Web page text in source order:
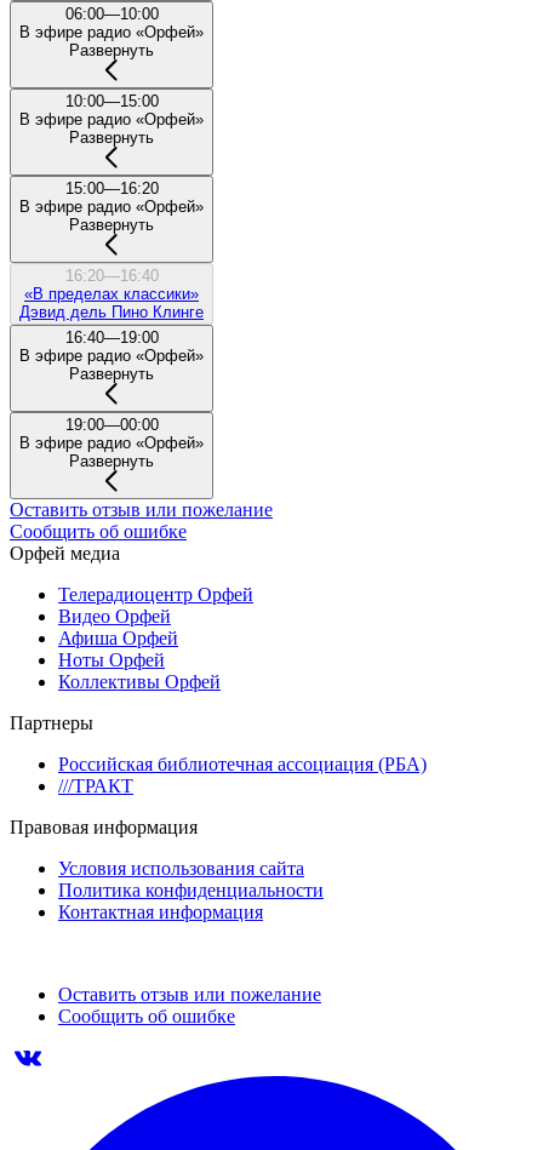
06:00—10:00
В эфире радио «Орфей»
Развернуть
10:00—15:00
В эфире радио «Орфей»
Развернуть
15:00—16:20
В эфире радио «Орфей»
Развернуть
16:20—16:40
«В пределах классики»
Дэвид дель Пино Клинге
16:40—19:00
В эфире радио «Орфей»
Развернуть
19:00—00:00
В эфире радио «Орфей»
Развернуть
Оставить отзыв или пожелание
Сообщить об ошибке
Орфей медиа
Телерадиоцентр Орфей
Видео Орфей
Афиша Орфей
Ноты Орфей
Коллективы Орфей
Партнеры
Российская библиотечная ассоциация (РБА)
///ТРАКТ
Правовая информация
Условия использования сайта
Политика конфиденциальности
Контактная информация
Оставить отзыв или пожелание
Сообщить об ошибке